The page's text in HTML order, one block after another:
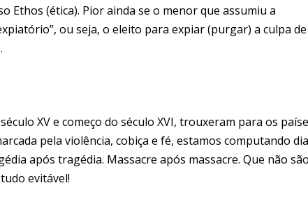
Ethos (ética). Pior ainda se o menor que assumiu a
ou seja, o eleito para expiar (purgar) a culpa
XV e começo do século XVI, trouxeram para os
pela violência, cobiça e fé, estamos computando
após tragédia. Massacre após massacre. Que não
evitável!